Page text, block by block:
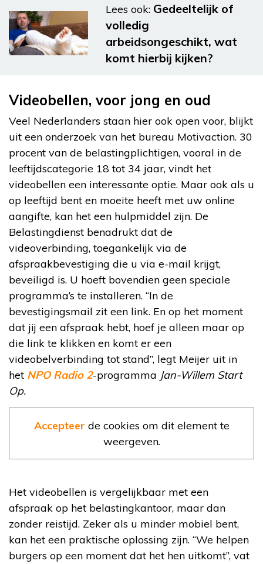
Lees ook: Gedeeltelijk of
volledig
arbeidsongeschikt, wat
komt hierbij kijken?
Videobellen, voor jong en oud
Veel Nederlanders staan hier ook open voor, blijkt
uit een onderzoek van het bureau Motivaction. 30
procent van de belastingplichtigen, vooral in de
leeftijdscategorie 18 tot 34 jaar, vindt het
videobellen een interessante optie. Maar ook als u
op leeftijd bent en moeite heeft met uw online
aangifte, kan het een hulpmiddel zijn. De
Belastingdienst benadrukt dat de
videoverbinding, toegankelijk via de
afspraakbevestiging die u via e-mail krijgt,
beveiligd is. U hoeft bovendien geen speciale
programma’s te installeren. “In de
bevestigingsmail zit een link. En op het moment
dat jij een afspraak hebt, hoef je alleen maar op
die link te klikken en komt er een
videobelverbinding tot stand”, legt Meijer uit in
het NPO Radio 2-programma Jan-Willem Start
Op.
Accepteer de cookies om dit element te
weergeven.
Het videobellen is vergelijkbaar met een
afspraak op het belastingkantoor, maar dan
zonder reistijd. Zeker als u minder mobiel bent,
kan het een praktische oplossing zijn. “We helpen
burgers op een moment dat het hen uitkomt”, vat